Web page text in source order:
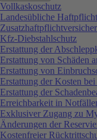
Vollkaskoschutz
Landesübliche
Kfz-Diebstahlschutz
Erstattung der
Erstattung von Schäden
Erstattung von
Erstattung der Kosten
Erstattung der
Erreichbarkeit in
Exklusiver Zugang zu
Änderungen der
Kostenfreier